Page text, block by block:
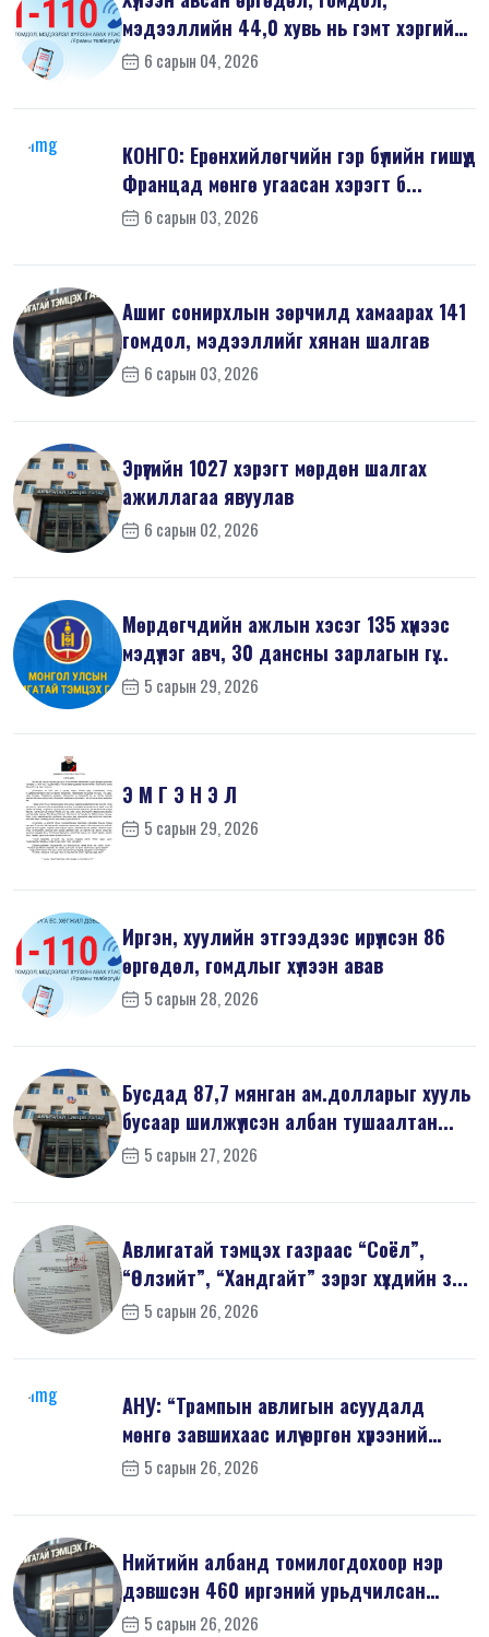
мэдээллийн 44,0 хувь нь гэмт хэргийн
шин...
6 сарын 04, 2026
КОНГО: Ерөнхийлөгчийн гэр бүлийн гишүүд
Францад мөнгө угаасан хэрэгт б...
6 сарын 03, 2026
Ашиг сонирхлын зөрчилд хамаарах 141
гомдол, мэдээллийг хянан шалгав
6 сарын 03, 2026
Эрүүгийн 1027 хэрэгт мөрдөн шалгах
ажиллагаа явуулав
6 сарын 02, 2026
Мөрдөгчдийн ажлын хэсэг 135 хүнээс
мэдүүлэг авч, 30 дансны зарлагын гү...
5 сарын 29, 2026
Э М Г Э Н Э Л
5 сарын 29, 2026
Иргэн, хуулийн этгээдээс ирүүлсэн 86
өргөдөл, гомдлыг хүлээн авав
5 сарын 28, 2026
Бусдад 87,7 мянган ам.долларыг хууль
бусаар шилжүүлсэн албан тушаалтан...
5 сарын 27, 2026
Авлигатай тэмцэх газраас “Соёл”,
“Өлзийт”, “Хандгайт” зэрэг хүүхдийн з...
5 сарын 26, 2026
АНУ: “Трампын авлигын асуудалд
мөнгө завшихаас илүү өргөн хүрээний
шин...
5 сарын 26, 2026
Нийтийн албанд томилогдохоор нэр
дэвшсэн 460 иргэний урьдчилсан
мэдүүл...
5 сарын 26, 2026